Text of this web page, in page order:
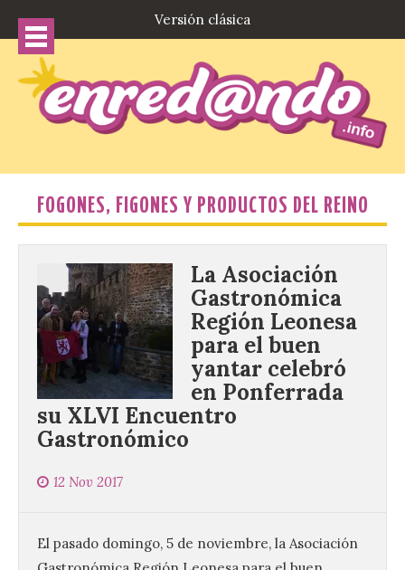
Versión clásica
FOGONES, FIGONES Y PRODUCTOS DEL REINO
La Asociación
Gastronómica
Región Leonesa
para el buen
yantar celebró
en Ponferrada
su XLVI Encuentro
Gastronómico
12 Nov 2017
El pasado domingo, 5 de noviembre, la Asociación